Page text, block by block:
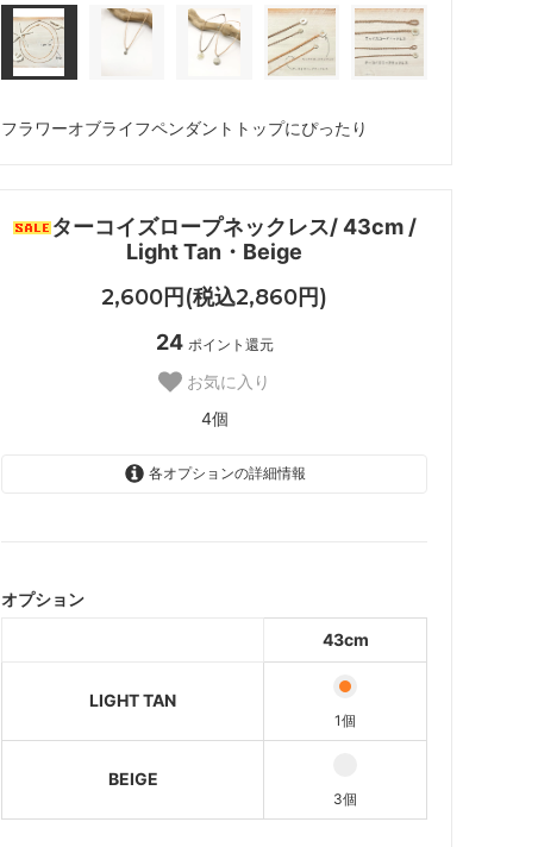
フラワーオブライフペンダントトップにぴったり
ターコイズロープネックレス/ 43cm /
Light Tan・Beige
2,600円(税込2,860円)
24 ポイント還元
お気に入り
4個
各オプションの詳細情報
オプション
43cm
LIGHT TAN
1個
BEIGE
3個